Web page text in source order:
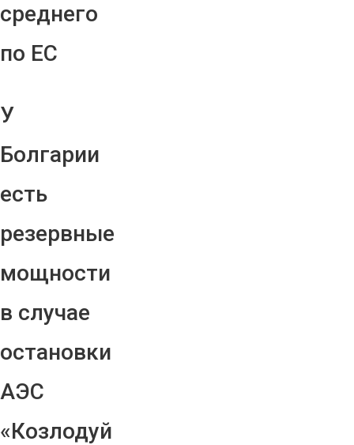
среднего
по ЕС
У
Болгарии
есть
резервные
мощности
в случае
остановки
АЭС
«Козлодуй